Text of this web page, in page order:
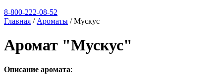
8-800-222-08-52
Главная / Ароматы /Мускус
Аромат "Мускус"
Описание аромата: